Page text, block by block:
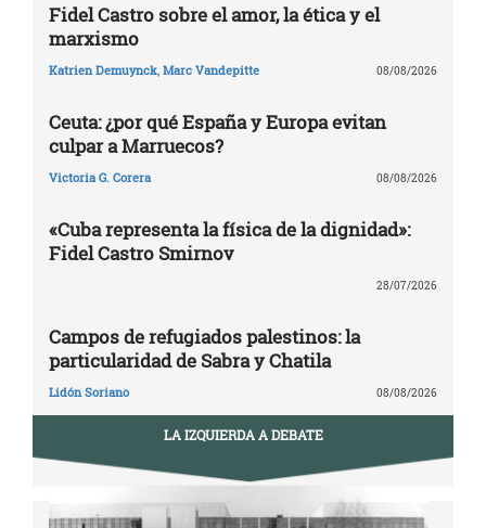
Fidel Castro sobre el amor, la ética y el
marxismo
Katrien Demuynck, Marc Vandepitte 08/08/2026
Ceuta: ¿por qué España y Europa evitan
culpar a Marruecos?
Victoria G. Corera 08/08/2026
«Cuba representa la física de la dignidad»:
Fidel Castro Smirnov
28/07/2026
Campos de refugiados palestinos: la
particularidad de Sabra y Chatila
Lidón Soriano 08/08/2026
LA IZQUIERDA A DEBATE